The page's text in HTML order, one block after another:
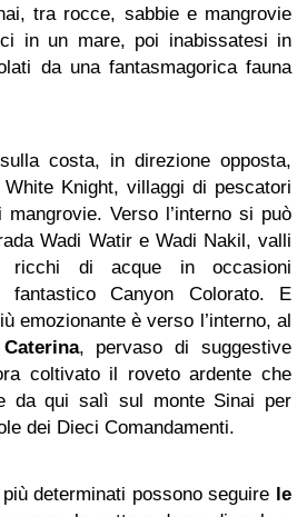
tra rocce, sabbie e mangrovie
in un mare, poi inabissatesi in
da una fantasmagorica fauna
costa, in direzione opposta,
Knight, villaggi di pescatori
Verso l’interno si può
Wadi Watir e Wadi Nakil, valli
ricchi di acque in occasioni
Canyon Colorato. E
emozionante è verso l’interno, al
, pervaso di suggestive
coltivato il roveto ardente che
da qui salì sul monte Sinai per
dei Dieci Comandamenti.
determinati possono seguire le